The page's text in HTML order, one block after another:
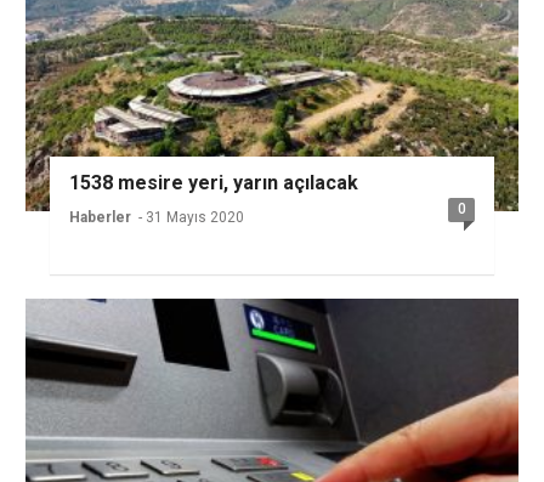
1538 mesire yeri, yarın açılacak
Haberler - 31 Mayıs 2020 0